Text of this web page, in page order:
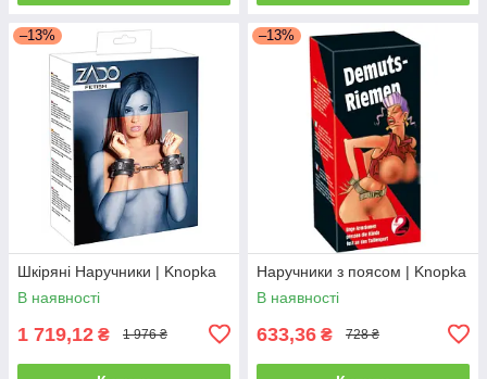
–13%
Шкіряні Наручники | Knopka
В наявності
1 719,12 ₴ 1 976 ₴
–13%
Наручники з поясом | Knopka
В наявності
633,36 ₴ 728 ₴